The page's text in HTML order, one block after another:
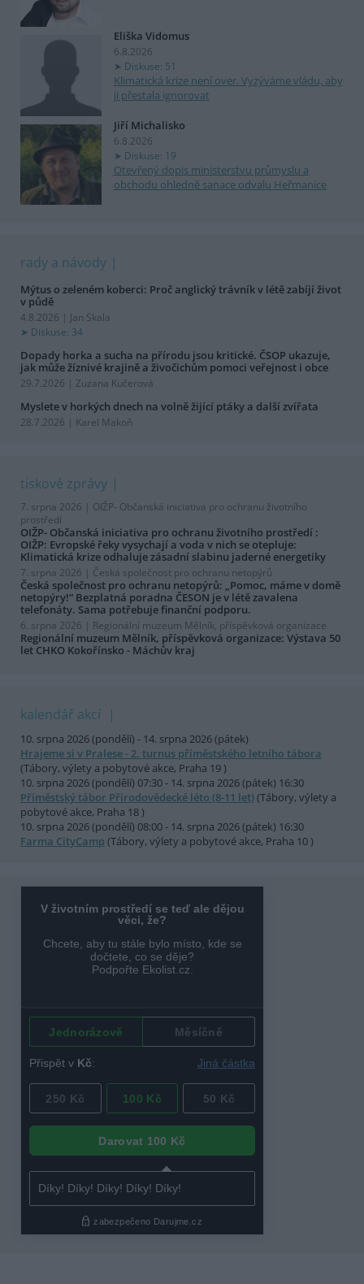
Eliška Vidomus
6.8.2026
Diskuse: 51
Klimatická krize není over. Vyzýváme vládu, aby
ji přestala ignorovat
Jiří Michalisko
6.8.2026
Diskuse: 19
Otevřený dopis ministerstvu průmyslu a
obchodu ohledně sanace odvalu Heřmanice
rady a návody
Mýtus o zeleném koberci: Proč anglický trávník v létě zabíjí život
v půdě
4.8.2026 | Jan Skala
Diskuse: 34
Dopady horka a sucha na přírodu jsou kritické. ČSOP ukazuje,
jak může žíznivé krajině a živočichům pomoci veřejnost i obce
29.7.2026 | Zuzana Kučerová
Myslete v horkých dnech na volně žijící ptáky a další zvířata
28.7.2026 | Karel Makoň
tiskové zprávy
7. srpna 2026 | OIŽP- Občanská iniciativa pro ochranu životního
prostředí
OIŽP- Občanská iniciativa pro ochranu životního prostředí :
OIŽP: Evropské řeky vysychají a voda v nich se otepluje:
Klimatická krize odhaluje zásadní slabinu jaderné energetiky
7. srpna 2026 | Česká společnost pro ochranu netopýrů
Česká společnost pro ochranu netopýrů: „Pomoc, máme v domě
netopýry!“ Bezplatná poradna ČESON je v létě zavalena
telefonáty. Sama potřebuje finanční podporu.
6. srpna 2026 | Regionální muzeum Mělník, příspěvková organizace
Regionální muzeum Mělník, příspěvková organizace: Výstava 50
let CHKO Kokořínsko - Máchův kraj
kalendář akcí
10. srpna 2026 (pondělí) - 14. srpna 2026 (pátek)
Hrajeme si v Pralese - 2. turnus příměstského letního tábora
(Tábory, výlety a pobytové akce, Praha 19 )
10. srpna 2026 (pondělí) 07:30 - 14. srpna 2026 (pátek) 16:30
Příměstský tábor Přírodovědecké léto (8-11 let)(Tábory, výlety a
pobytové akce, Praha 18 )
10. srpna 2026 (pondělí) 08:00 - 14. srpna 2026 (pátek) 16:30
Farma CityCamp (Tábory, výlety a pobytové akce, Praha 10 )